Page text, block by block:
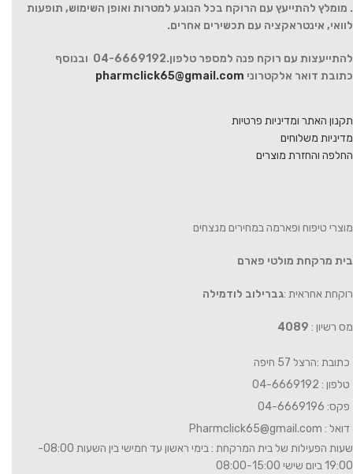
. מומלץ להתייעץ עם הרוקח בכל הנוגע למטרות ואופן השימוש, תופעות
לוואי, אינטראקציה עם תכשירים אחרים.
להתייעצות עם רוקח פנה למספר טלפון.04-6669192 ובנוסף
כתובת דואר אלקטרוני pharmclick65@gmail.com
תקנון האתר ומדיניות פרטיות
מדיניות משלוחים
החלפה והחזרת מוצרים
מוצרי טיפוח ופארמה במחירים מנצחים
בית מרקחת מולטי פארם
רוקחת אחראית :גברילוב לודמילה
מס רשיון : 4089
כתובת :הרצל 57 חיפה
טלפון : 04-6669192
פקס: 04-6669196
דואל : Pharmclick65@gmail.com
שעות הפעילות של בית המרקחת : בימי ראשון עד חמישי בין השעות 08:00-
19:00 ביום שישי 08:00-15:00